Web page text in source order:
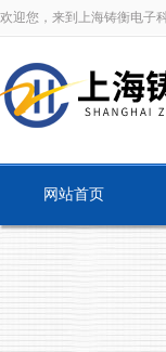
欢迎您，来到上海铸衡电子
网站首页